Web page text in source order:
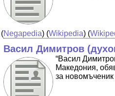
(Negapedia) (Wikipedia) (
Васил Димитров
“Васил
Македония,
за